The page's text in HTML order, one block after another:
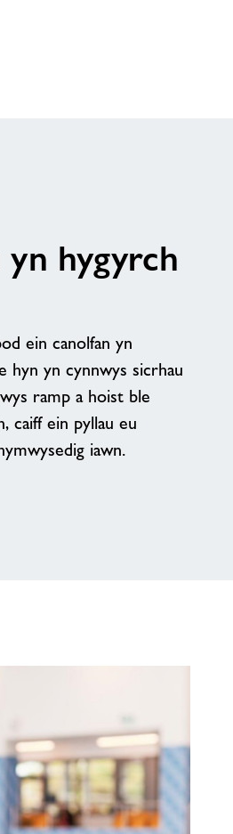
hygyrch
ein canolfan yn
hyn yn cynnwys sicrhau
ramp a hoist ble
caiff ein pyllau eu
iawn.